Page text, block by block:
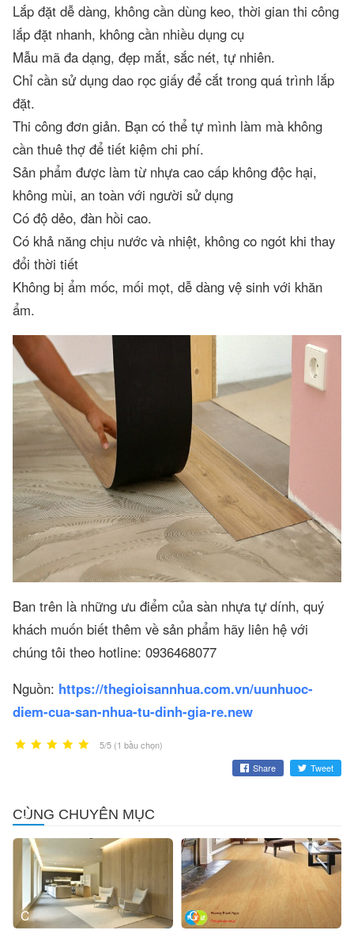
Lắp đặt dễ dàng, không cần dùng keo, thời gian thi công
lắp đặt nhanh, không cần nhiều dụng cụ
Mẫu mã đa dạng, đẹp mắt, sắc nét, tự nhiên.
Chỉ cần sử dụng dao rọc giấy để cắt trong quá trình lắp
đặt.
Thi công đơn giản. Bạn có thể tự mình làm mà không
cần thuê thợ để tiết kiệm chi phí.
Sản phẩm được làm từ nhựa cao cấp không độc hại,
không mùi, an toàn với người sử dụng
Có độ dẻo, đàn hồi cao.
Có khả năng chịu nước và nhiệt, không co ngót khi thay
đổi thời tiết
Không bị ẩm mốc, mối mọt, dễ dàng vệ sinh với khăn
ẩm.
Ban trên là những ưu điểm của sàn nhựa tự dính, quý
khách muốn biết thêm về sản phẩm hãy liên hệ với
chúng tôi theo hotline: 0936468077
Nguồn: https://thegioisannhua.com.vn/uunhuoc-
diem-cua-san-nhua-tu-dinh-gia-re.new
5/5 (1 bầu chọn)
Share
Tweet
CÙNG CHUYÊN MỤC
ngăn
giả
gỗ
nên
mua
sàn
nhựa
ở
đâu
Có
Cung